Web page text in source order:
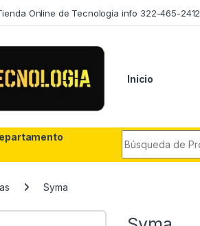
Online de Tecnología info 322-465-2412
Inicio
Syma